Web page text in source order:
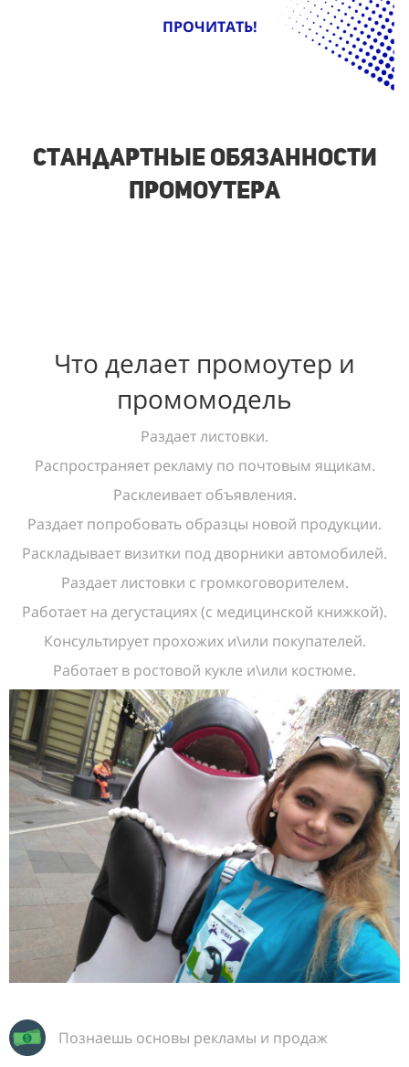
ПРОЧИТАТЬ!
Стандартные обязанности
промоутера
Что делает промоутер и
промомодель
Раздает листовки.
Распространяет рекламу по почтовым ящикам.
Расклеивает объявления.
Раздает попробовать образцы новой продукции.
Раскладывает визитки под дворники автомобилей.
Раздает листовки с громкоговорителем.
Работает на дегустациях (с медицинской книжкой).
Консультирует прохожих и\или покупателей.
Работает в ростовой кукле и\или костюме.
Познаешь основы рекламы и продаж